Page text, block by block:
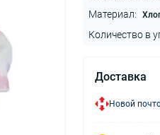
Материал:
Количество в
Доставка
Новой